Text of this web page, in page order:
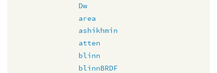
Dw
area
ashikhmin
atten
blinn
blinnBRDF